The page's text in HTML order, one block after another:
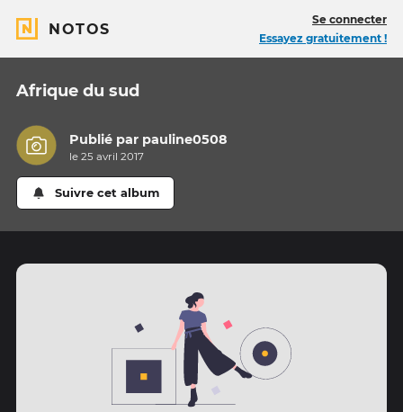
NOTOS
Se connecter
Essayez gratuitement !
Afrique du sud
Publié par pauline0508
le 25 avril 2017
Suivre cet album